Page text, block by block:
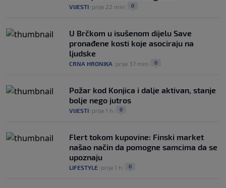
NOGOMET |prije 8 h |
VIJESTI prije 22 min 0
U Brčkom u isušenom dijelu Save
pronađene kosti koje asociraju na
ljudske
CRNA HRONIKA prije 37 min 0
Požar kod Konjica i dalje aktivan, stanje
bolje nego jutros
VIJESTI prije 1 h 0
Flert tokom kupovine: Finski market
našao način da pomogne samcima da se
upoznaju
LIFESTYLE prije 1 h 0